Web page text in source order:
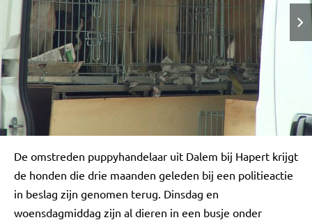
De omstreden puppyhandelaar uit Dalem bij Hapert krijgt
de honden die drie maanden geleden bij een politieactie
in beslag zijn genomen terug. Dinsdag en
woensdagmiddag zijn al dieren in een busje onder